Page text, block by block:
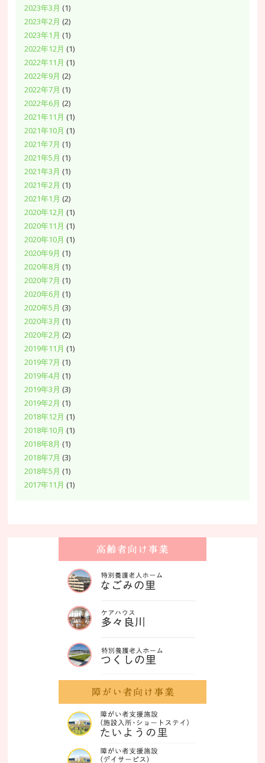
2023年3月 (1)
2023年2月 (2)
2023年1月 (1)
2022年12月 (1)
2022年11月 (1)
2022年9月 (2)
2022年7月 (1)
2022年6月 (2)
2021年11月 (1)
2021年10月 (1)
2021年7月 (1)
2021年5月 (1)
2021年3月 (1)
2021年2月 (1)
2021年1月 (2)
2020年12月 (1)
2020年11月 (1)
2020年10月 (1)
2020年9月 (1)
2020年8月 (1)
2020年7月 (1)
2020年6月 (1)
2020年5月 (3)
2020年3月 (1)
2020年2月 (2)
2019年11月 (1)
2019年7月 (1)
2019年4月 (1)
2019年3月 (3)
2019年2月 (1)
2018年12月 (1)
2018年10月 (1)
2018年8月 (1)
2018年7月 (3)
2018年5月 (1)
2017年11月 (1)